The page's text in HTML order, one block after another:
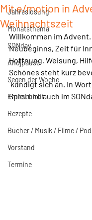
Jahreslosung
Monatsthema
SONday
Ahojpause
Segen der Woche
Frühschicht
Rezepte
Bücher / Musik / Filme /
Vorstand
Termine
Mit e/motion in
Weihnachtszeit
Willkommen im
Neubeginns, Zeit für
Hoffnung, Weisung,
Schönes steht kurz
kündigt sich an. In
Spiel und auch im